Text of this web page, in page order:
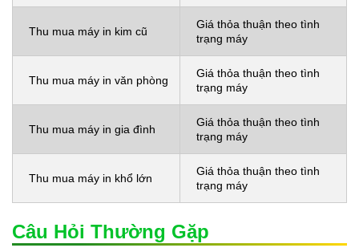
Thu mua máy in kim cũ
Giá thỏa thuận theo tình
trạng máy
Thu mua máy in văn phòng
Giá thỏa thuận theo tình
trạng máy
Thu mua máy in gia đình
Giá thỏa thuận theo tình
trạng máy
Thu mua máy in khổ lớn
Giá thỏa thuận theo tình
trạng máy
Câu Hỏi Thường Gặp